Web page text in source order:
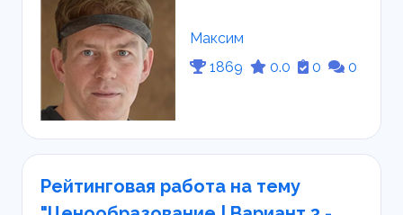
Максим
1869
0.0 0 0
Рейтинговая работа на тему